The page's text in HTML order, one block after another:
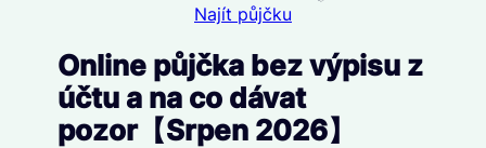
Najít půjčku
Online půjčka bez výpisu z
účtu a na co dávat
pozor【Srpen 2026】